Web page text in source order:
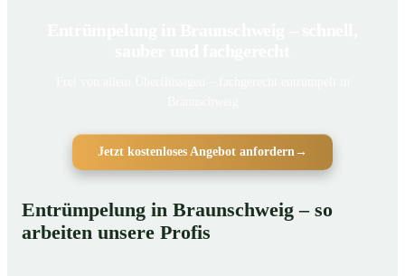
Jetzt kostenloses Angebot anfordern→
Entrümpelung in Braunschweig – so
arbeiten unsere Profis